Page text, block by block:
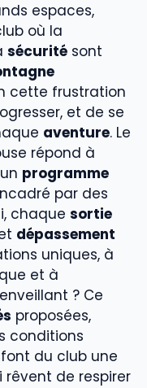
espaces,
où la
sécurité sont
cette frustration
et de se
aventure. Le
répond à
programme
par des
chaque sortie
dépassement
uniques, à
et à
? Ce
proposées,
conditions
du club une
de respirer